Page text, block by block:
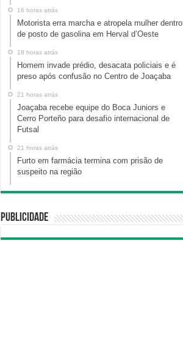
16 horas atrás
Motorista erra marcha e atropela mulher dentro
de posto de gasolina em Herval d’Oeste
18 horas atrás
Homem invade prédio, desacata policiais e é
preso após confusão no Centro de Joaçaba
21 horas atrás
Joaçaba recebe equipe do Boca Juniors e
Cerro Porteño para desafio internacional de
Futsal
21 horas atrás
Furto em farmácia termina com prisão de
suspeito na região
Publicidade